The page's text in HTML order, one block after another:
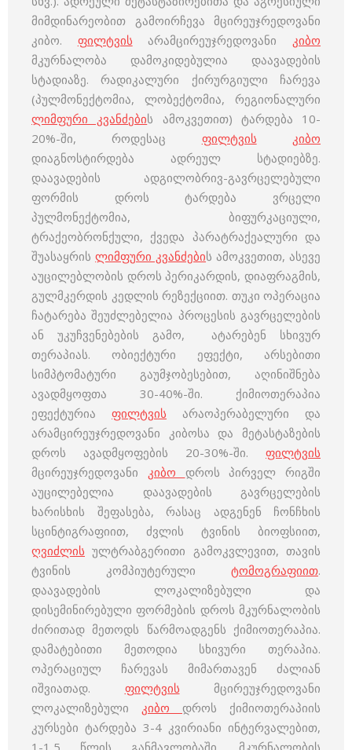
მიმდინარეობით გამოირჩევა მცირეუჯრედოვანი
კიბო. ფილტვის არამცირეუჯრედოვანი კიბო
მკურნალობა დამოკიდებულია დაავადების
სტადიაზე. რადიკალური ქირურგიული ჩარევა
(პულმონექტომია, ლობექტომია, რეგიონალური
ლიმფური კვანძების ამოკვეთით) ტარდება 10-
20%-ში, როდესაც ფილტვის
კიბო
დიაგნოსტირდება ადრეულ სტადიებზე.
დაავადების ადგილობრივ-გავრცელებული
ფორმის დროს ტარდება ვრცელი
პულმონექტომია, ბიფურკაციული,
ტრაქეობრონქული, ქვედა პარატრაქეალური და
შუასაყრის ლიმფური კვანძების ამოკვეთით, ასევე
აუცილებლობის დროს პერიკარდის, დიაფრაგმის,
გულმკერდის კედლის რეზექციით. თუკი ოპერაცია
ჩატარება შეუძლებელია პროცესის გავრცელების
ან უკუჩვენებების გამო, ატარებენ სხივურ
თერაპიას. ობიექტური ეფექტი, არსებითი
სიმპტომატური გაუმჯობესებით, აღინიშნება
ავადმყოფთა 30-40%-ში. ქიმიოთერაპია
ეფექტურია ფილტვის არაოპერაბელური და
არამცირეუჯრედოვანი კიბოსა და მეტასტაზების
დროს ავადმყოფების 20-30%-ში. ფილტვის
მცირეუჯრედოვანი კიბო დროს პირველ რიგში
აუცილებელია დაავადების გავრცელების
ხარისხის შეფასება, რასაც ადგენენ ჩონჩხის
სცინტიგრაფიით, ძვლის ტვინის ბიოფსიით,
ღვიძლის ულტრაბგერითი გამოკვლევით, თავის
ტვინის კომპიუტერული ტომოგრაფიით.
დაავადების ლოკალიზებული და
დისემინირებული ფორმების დროს მკურნალობის
ძირითად მეთოდს წარმოადგენს ქიმიოთერაპია.
დამატებითი მეთოდია სხივური თერაპია.
ოპერაციულ ჩარევას მიმართავენ ძალიან
იშვიათად. ფილტვის მცირეუჯრედოვანი
ლოკალიზებული კიბო დროს ქიმიოთერაპიის
კურსები ტარდება 3-4 კვირიანი ინტერვალებით,
1-1,5 წლის განმავლობაში. მკურნალობის